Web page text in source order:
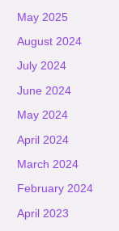
May 2025
August 2024
July 2024
June 2024
May 2024
April 2024
March 2024
February 2024
April 2023